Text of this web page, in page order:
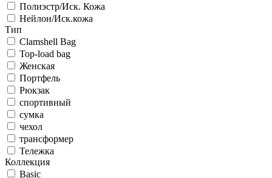
Полиэстр/Иск. Кожа
Нейлон/Иск.кожа
Тип
Clamshell Bag
Top-load bag
Женская
Портфель
Рюкзак
спортивный
сумка
чехол
трансформер
Тележка
Коллекция
Basic